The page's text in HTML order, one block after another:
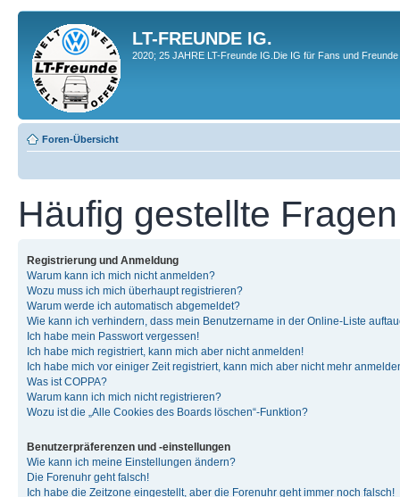
LT-FREUNDE IG.
2020; 25 JAHRE LT-Freunde IG.Die IG für Fans und
Foren-Übersicht
Häufig gestellte Fragen
Registrierung und Anmeldung
Warum kann ich mich nicht anmelden?
Wozu muss ich mich überhaupt registrieren?
Warum werde ich automatisch abgemeldet?
Wie kann ich verhindern, dass mein Benutzername in der Online-Liste
Ich habe mein Passwort vergessen!
Ich habe mich registriert, kann mich aber nicht anmelden!
Ich habe mich vor einiger Zeit registriert, kann mich aber nicht mehr
Was ist COPPA?
Warum kann ich mich nicht registrieren?
Wozu ist die „Alle Cookies des Boards löschen“-Funktion?
Benutzerpräferenzen und -einstellungen
Wie kann ich meine Einstellungen ändern?
Die Forenuhr geht falsch!
Ich habe die Zeitzone eingestellt, aber die Forenuhr geht immer noch falsch!